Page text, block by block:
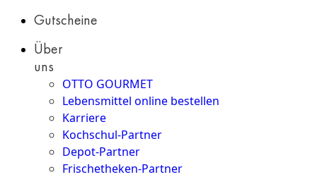
Gutscheine
Über
uns
OTTO GOURMET
Lebensmittel online bestellen
Karriere
Kochschul-Partner
Depot-Partner
Frischetheken-Partner